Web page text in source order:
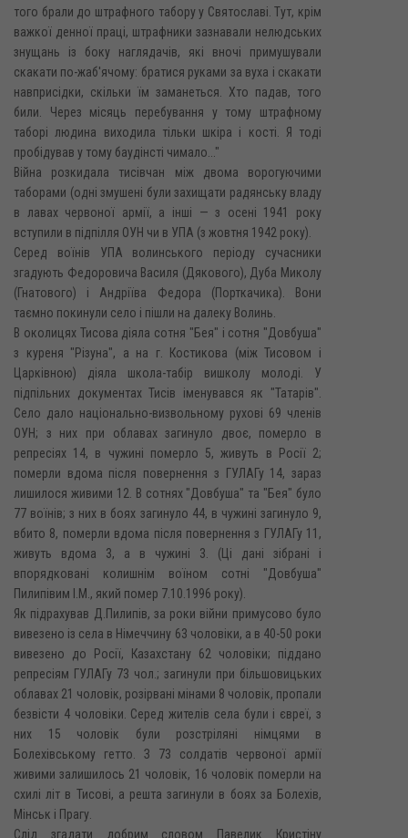
того брали до штрафного табору у Святославі. Тут, крім
важкої денної праці, штрафники зазнавали нелюдських
знущань із боку наглядачів, які вночі примушували
скакати по-жаб'ячому: братися руками за вуха і скакати
навприсідки, скільки їм заманеться. Хто падав, того
били. Через місяць перебування у тому штрафному
таборі людина виходила тільки шкіра і кості. Я тоді
пробідував у тому баудінсті чимало..."
Війна розкидала тисівчан між двома ворогуючими
таборами (одні змушені були захищати радянську владу
в лавах червоної армії, а інші — з осені 1941 року
вступили в підпілля ОУН чи в УПА (з жовтня 1942 року).
Серед воїнів УПА волинського періоду сучасники
згадують Федоровича Василя (Дякового), Дуба Миколу
(Гнатового) і Андріїва Федора (Порткачика). Вони
таємно покинули село і пішли на далеку Волинь.
В околицях Тисова діяла сотня "Бея" і сотня "Довбуша"
з куреня "Різуна", а на г. Костикова (між Тисовом і
Царківною) діяла школа-табір вишколу молоді. У
підпільних документах Тисів іменувався як "Татарів".
Село дало національно-визвольному рухові 69 членів
ОУН; з них при облавах загинуло двоє, померло в
репресіях 14, в чужині померло 5, живуть в Росії 2;
померли вдома після повернення з ГУЛАГу 14, зараз
лишилося живими 12. В сотнях "Довбуша" та "Бея" було
77 воїнів; з них в боях загинуло 44, в чужині загинуло 9,
вбито 8, померли вдома після повернення з ГУЛАГу 11,
живуть вдома 3, а в чужині 3. (Ці дані зібрані і
впорядковані колишнім воїном сотні "Довбуша"
Пилипівим І.М., який помер 7.10.1996 року).
Як підрахував Д.Пилипів, за роки війни примусово було
вивезено із села в Німеччину 63 чоловіки, а в 40-50 роки
вивезено до Росії, Казахстану 62 чоловіки; піддано
репресіям ГУЛАГу 73 чол.; загинули при більшовицьких
облавах 21 чоловік, розірвані мінами 8 чоловік, пропали
безвісти 4 чоловіки. Серед жителів села були і євреї, з
них 15 чоловік були розстріляні німцями в
Болехівському гетто. З 73 солдатів червоної армії
живими залишилось 21 чоловік, 16 чоловік померли на
схилі літ в Тисові, а решта загинули в боях за Болехів,
Мінськ і Прагу.
Слід згадати добрим словом Павелик Кристіну